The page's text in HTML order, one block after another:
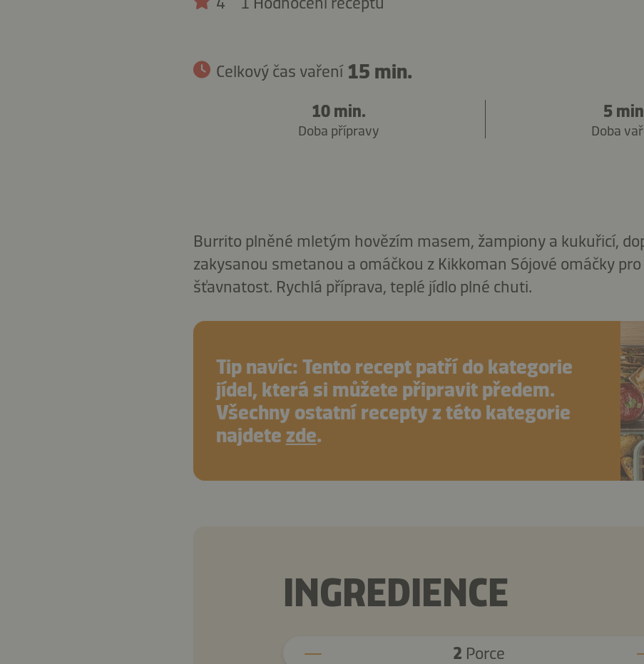
Celkový čas vaření 15 min.
10 min.
Doba přípravy
5
Doba
Burrito plněné mletým hovězím masem, žampiony a kukuřicí,
zakysanou smetanou a omáčkou z Kikkoman Sójové omáčky
šťavnatost. Rychlá příprava, teplé jídlo plné chuti.
Tip navíc: Tento recept patří do kategorie
jídel, která si můžete připravit předem.
Všechny ostatní recepty z této kategorie
najdete zde.
INGREDIENCE
2 Porce